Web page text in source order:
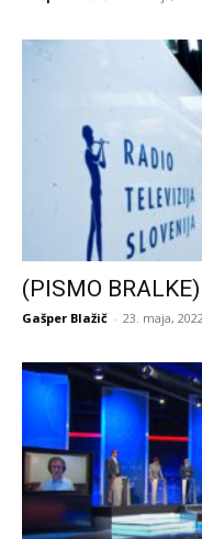
(PISMO
Gašper Blažič - 23. maja, 2022